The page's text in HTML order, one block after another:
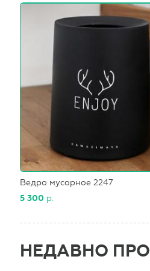
Ведро мусорное 2247
5 300 р.
НЕДАВНО